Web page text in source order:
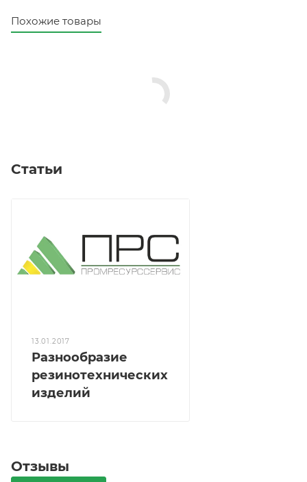
Похожие товары
Статьи
13.01.2017
Разнообразие
резинотехнических
изделий
Отзывы